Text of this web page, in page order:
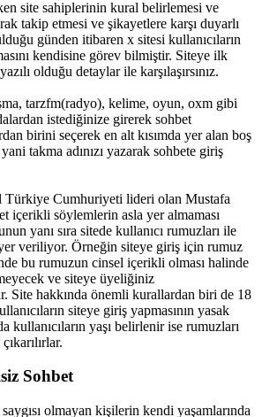
site sahiplerinin kural belirlemesi ve
takip etmesi ve şikayetlere karşı duyarlı
günden itibaren x sitesi kullanıcıların
kendisine görev bilmiştir. Siteye ilk
olduğu detaylar ile karşılaşırsınız.
tarzfm(radyo), kelime, oyun, oxm gibi
istediğinize girerek sohbet
birini seçerek en alt kısımda yer alan boş
yani takma adınızı yazarak sohbete giriş
Cumhuriyeti lideri olan Mustafa
içerikli söylemlerin asla yer almaması
yanı sıra sitede kullanıcı rumuzları ile
veriliyor. Örneğin siteye giriş için rumuz
bu rumuzun cinsel içerikli olması halinde
ve siteye üyeliğiniz
Site hakkında önemli kurallardan biri de 18
siteye giriş yapmasının yasak
kullanıcıların yaşı belirlenir ise rumuzları
Sohbet
saygısı olmayan kişilerin kendi yaşamlarında